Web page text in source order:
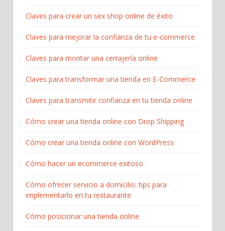
Claves para crear un sex shop online de éxito
Claves para mejorar la confianza de tu e-commerce
Claves para montar una cerrajería online
Claves para transformar una tienda en E-Commerce
Claves para transmitir confianza en tu tienda online
Cómo crear una tienda online con Drop Shipping
Cómo crear una tienda online con WordPress
Cómo hacer un ecommerce exitoso
Cómo ofrecer servicio a domicilio: tips para
implementarlo en tu restaurante
Cómo posicionar una tienda online